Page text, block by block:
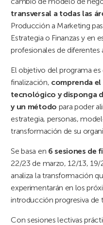
transversal a todas las
Producción a Marketing
Estrategia o Finanzas y en
profesionales de diferentes
El objetivo del programa
finalización, comprenda
tecnológico y disponga
y un método para poder
estrategia, personas,
transformación de su
Se basa en 6 sesiones de
22/23 de marzo, 12/13, 19/
analiza la transformación
experimentarán en los
introducción progresiva de
Con sesiones lectivas